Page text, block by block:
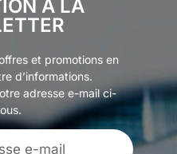
À LA
et promotions en
d’informations.
adresse e-mail ci-